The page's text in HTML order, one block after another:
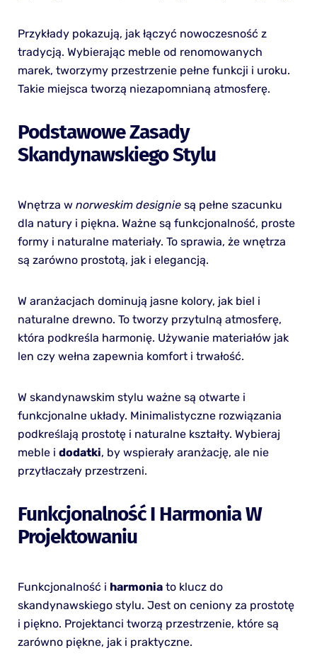
Przykłady pokazują, jak łączyć nowoczesność z
tradycją. Wybierając meble od renomowanych
marek, tworzymy przestrzenie pełne funkcji i uroku.
Takie miejsca tworzą niezapomnianą atmosferę.
Podstawowe Zasady
Skandynawskiego Stylu
Wnętrza w norweskim designiesą pełne szacunku
dla natury i piękna. Ważne są funkcjonalność, proste
formy i naturalne materiały. To sprawia, że wnętrza
są zarówno prostotą, jak i elegancją.
W aranżacjach dominują jasne kolory, jak biel i
naturalne drewno. To tworzy przytulną atmosferę,
która podkreśla harmonię. Używanie materiałów jak
len czy wełna zapewnia komfort i trwałość.
W skandynawskim stylu ważne są otwarte i
funkcjonalne układy. Minimalistyczne rozwiązania
podkreślają prostotę i naturalne kształty. Wybieraj
meble i dodatki, by wspierały aranżację, ale nie
przytłaczały przestrzeni.
Funkcjonalność I Harmonia W
Projektowaniu
Funkcjonalność i harmoniato klucz do
skandynawskiego stylu. Jest on ceniony za prostotę
i piękno. Projektanci tworzą przestrzenie, które są
zarówno piękne, jak i praktyczne.